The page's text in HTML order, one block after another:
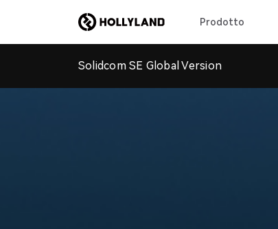
Prodotto
Solidcom SE Global Version